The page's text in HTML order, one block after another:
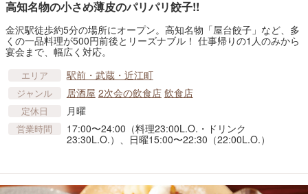
高知名物の小さめ薄皮のパリパリ餃子!!
金沢駅徒歩約5分の場所にオープン。高知名物「屋台餃子」など、多
くの一品料理が500円前後とリーズナブル！ 仕事帰りの1人のみから
宴会まで、幅広く対応。
エリア 駅前・武蔵・近江町
ジャンル 居酒屋 2次会の飲食店 飲食店
定休日 月曜
営業時間
17:00〜24:00（料理23:00L.O.・ドリンク
23:30L.O.）、日曜15:00〜22:30（22:00L.O.）